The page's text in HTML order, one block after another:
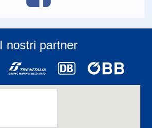
I nostri partner